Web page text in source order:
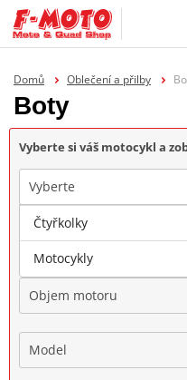
Domů Oblečení a přilby
Boty
Vyberte si váš motocykl a
Vyberte
Značka
Objem motoru
Model
Čtyřkolky
Motocykly